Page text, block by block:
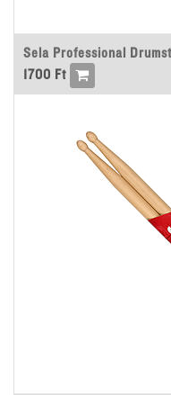
Sela Professional
1700 Ft